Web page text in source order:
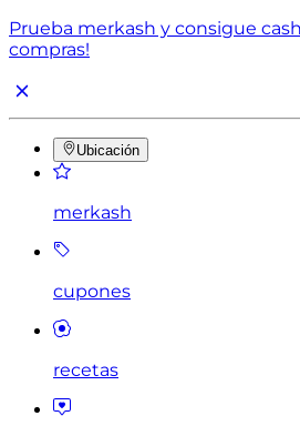
Prueba merkash y consigue
compras!
Ubicación
merkash
cupones
recetas